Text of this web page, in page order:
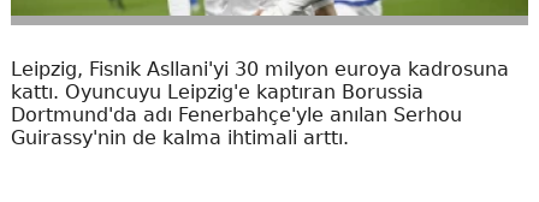
Leipzig, Fisnik Asllani'yi 30 milyon euroya kadrosuna
kattı. Oyuncuyu Leipzig'e kaptıran Borussia
Dortmund'da adı Fenerbahçe'yle anılan Serhou
Guirassy'nin de kalma ihtimali arttı.